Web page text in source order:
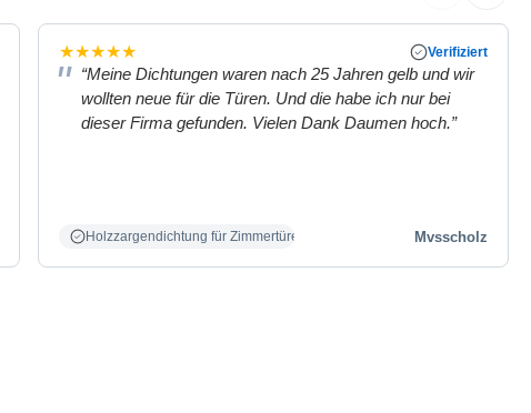
★★★★★ Verifiziert
“Meine Dichtungen waren nach 25 Jahren gelb und wir
wollten neue für die Türen. Und die habe ich nur bei
dieser Firma gefunden. Vielen Dank Daumen hoch.”
Holzzargendichtung für Zimmertüren weiß. Mvsscholz